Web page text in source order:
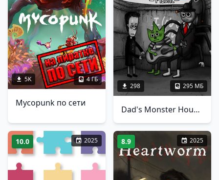
5K 4 ГБ
Mycopunk по сети
298 295 МБ
Dad's Monster House 2: MEDAL
10.0 2025 8.9 2025